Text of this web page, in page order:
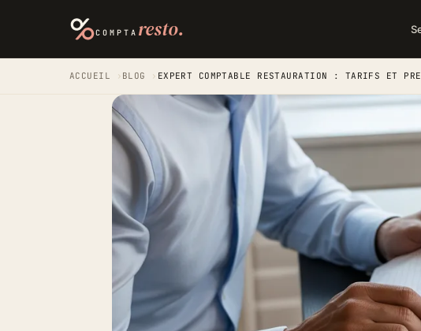
COMPTA resto.
ACCUEIL › BLOG › EXPERT COMPTABLE RESTAURATION : TARIFS ET